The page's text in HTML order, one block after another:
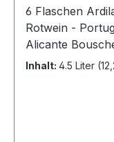
6 Flaschen
Rotwein -
Alicante
Ciada,
Inhalt: 4.5 Liter